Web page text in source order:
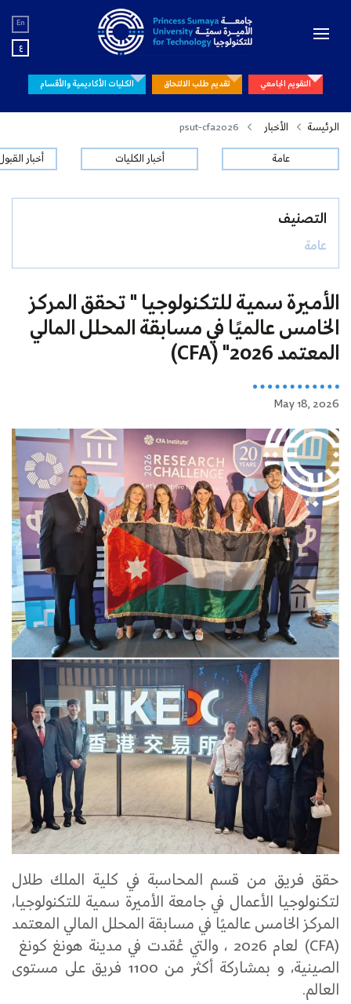
En
ع
التقويم الجامعي تقديم طلب الالتحاق الكليات الأكاديمية والأقسام
الرئيسة الأخبار
عامة أخبار الكليات أخبار
التصنيف
عامة
الأميرة سمية للتكنولوجيا " تحقق المركز
الخامس عالميًا في مسابقة المحلل المالي
المعتمد 2026" (CFA)
May 18, 2026
حقق فريق من قسم المحاسبة في كلية الملك طلال
لتكنولوجيا الأعمال في جامعة الأميرة سمية للتكنولوجيا،
المركز الخامس عالميًا في مسابقة المحلل المالي المعتمد
(CFA) لعام 2026 ، والتي عُقدت في مدينة هونغ كونغ
الصينية، و بمشاركة أكثر من 1100 فريق على مستوى
العالم.